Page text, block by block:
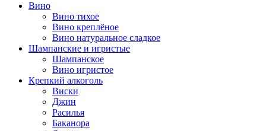
Вино
Вино тихое
Вино креплёное
Вино натуральное сладкое
Шампанские и игристые
Шампанское
Вино игристое
Крепкий алкоголь
Виски
Джин
Расилья
Баканора